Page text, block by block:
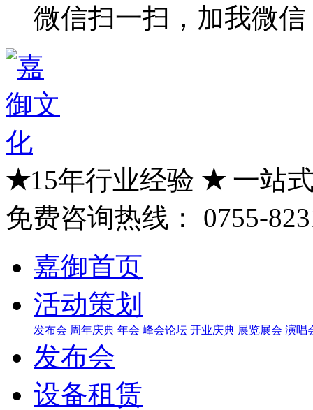
微信扫一扫，加我微信
★15年行业经验 ★一站
免费咨询热线：
0755-
嘉御首页
活动策划
发布会 周年庆典 年会 峰会论坛 开业庆典 展览展会 演唱
发布会
设备租赁